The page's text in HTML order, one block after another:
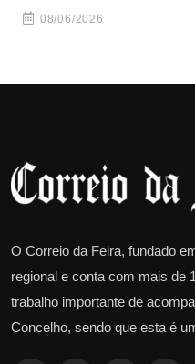
08/06/2026
O Correio da Feira, fundado
regional e conta com mais de
trabalho importante de
Concelho, sendo que esta é